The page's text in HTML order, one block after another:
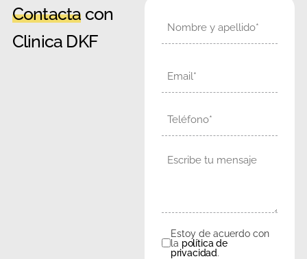
Contacta con
Clinica DKF
Consentimiento
Estoy de acuerdo con
la política de
privacidad.